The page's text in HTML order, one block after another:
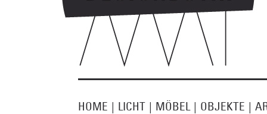
HOME | LICHT | MÖBEL | OBJEKTE |